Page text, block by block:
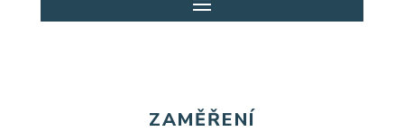
ZAMĚŘENÍ